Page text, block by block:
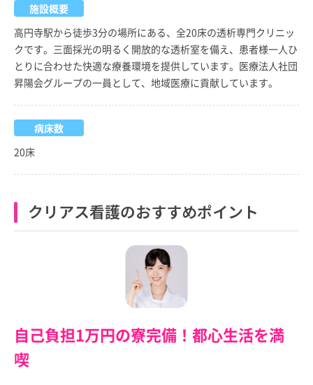
施設概要
高円寺駅から徒歩3分の場所にある、全20床の透析専門クリニッ
クです。三面採光の明るく開放的な透析室を備え、患者様一人ひ
とりに合わせた快適な療養環境を提供しています。医療法人社団
昇陽会グループの一員として、地域医療に貢献しています。
病床数
20床
クリアス看護のおすすめポイント
自己負担1万円の寮完備！都心生活を満
喫